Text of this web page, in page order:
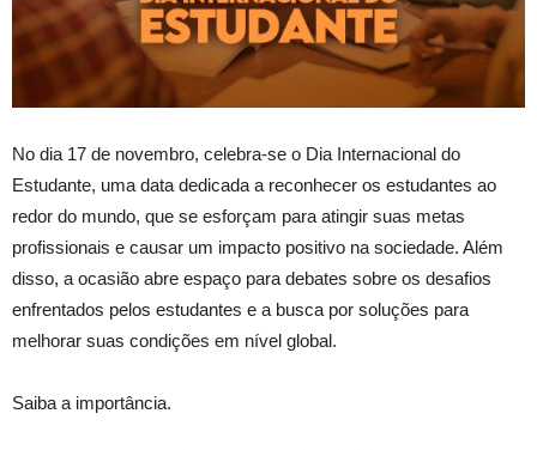
No dia 17 de novembro, celebra-se o Dia Internacional do
Estudante, uma data dedicada a reconhecer os estudantes ao
redor do mundo, que se esforçam para atingir suas metas
profissionais e causar um impacto positivo na sociedade. Além
disso, a ocasião abre espaço para debates sobre os desafios
enfrentados pelos estudantes e a busca por soluções para
melhorar suas condições em nível global.
Saiba a importância.